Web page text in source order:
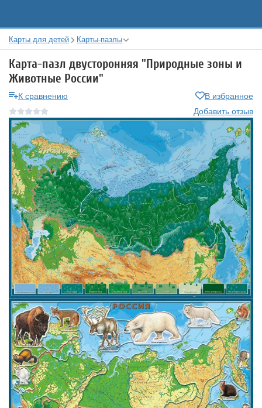
Карты для детей Карты-пазлы
Карта-пазл двусторонняя "Природные зоны и
Животные России"
К сравнению
В избранное
Добавить отзыв